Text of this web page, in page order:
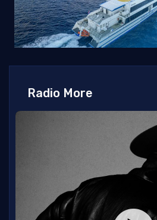
Radio More